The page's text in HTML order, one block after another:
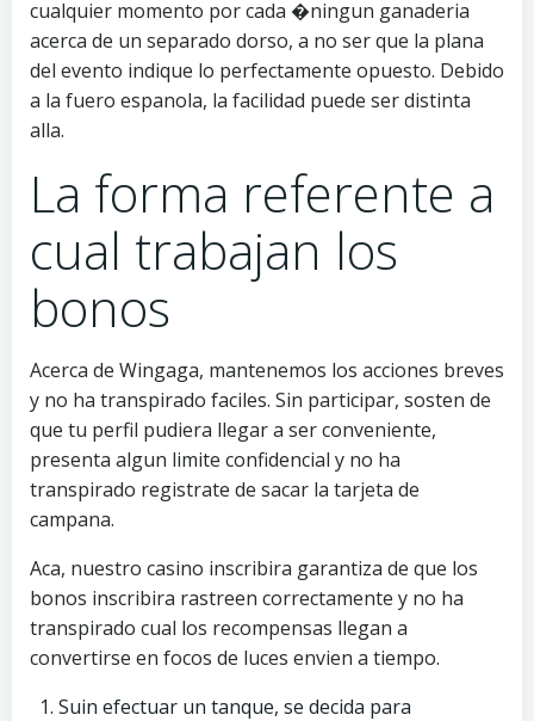
cualquier momento por cada �ningun ganaderia
acerca de un separado dorso, a no ser que la plana
del evento indique lo perfectamente opuesto. Debido
a la fuero espanola, la facilidad puede ser distinta
alla.
La forma referente a
cual trabajan los
bonos
Acerca de Wingaga, mantenemos los acciones breves
y no ha transpirado faciles. Sin participar, sosten de
que tu perfil pudiera llegar a ser conveniente,
presenta algun limite confidencial y no ha
transpirado registrate de sacar la tarjeta de
campana.
Aca, nuestro casino inscribira garantiza de que los
bonos inscribira rastreen correctamente y no ha
transpirado cual los recompensas llegan a
convertirse en focos de luces envien a tiempo.
Suin efectuar un tanque, se decida para